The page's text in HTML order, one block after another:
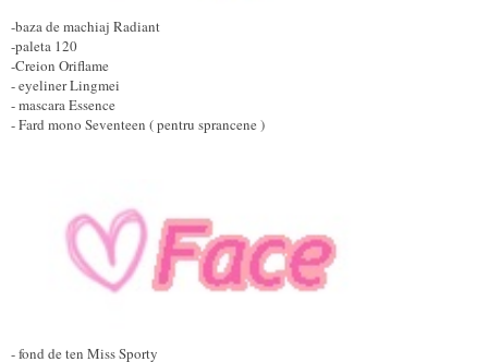
-baza de machiaj Radiant
-paleta 120
-Creion Oriflame
- eyeliner Lingmei
- mascara Essence
- Fard mono Seventeen ( pentru sprancene )
- fond de ten Miss Sporty